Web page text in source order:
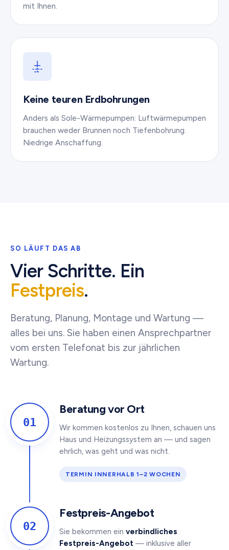
mit Ihnen.
Keine teuren Erdbohrungen
Anders als Sole-Wärmepumpen: Luftwärmepumpen
brauchen weder Brunnen noch Tiefenbohrung.
Niedrige Anschaffung.
SO LÄUFT DAS AB
Vier Schritte. Ein
Festpreis.
Beratung, Planung, Montage und Wartung —
alles bei uns. Sie haben einen Ansprechpartner
vom ersten Telefonat bis zur jährlichen
Wartung.
01
Beratung vor Ort
Wir kommen kostenlos zu Ihnen, schauen uns
Haus und Heizungssystem an — und sagen
ehrlich, was geht und was nicht.
TERMIN INNERHALB 1–2 WOCHEN
02
Festpreis-Angebot
Sie bekommen ein verbindliches
Festpreis-Angebot — inklusive aller